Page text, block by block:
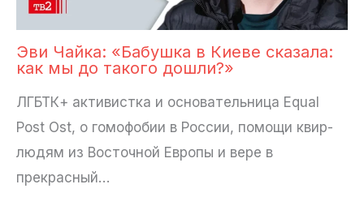
Эви Чайка: «Бабушка в Киеве сказала:
как мы до такого дошли?»
ЛГБТК+ активистка и основательница Equal
Post Ost, о гомофобии в России, помощи квир-
людям из Восточной Европы и вере в
прекрасный…